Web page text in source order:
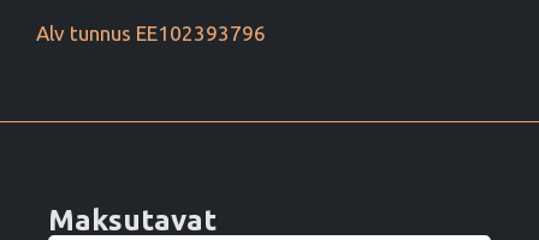
Alv tunnus EE102393796
Maksutavat